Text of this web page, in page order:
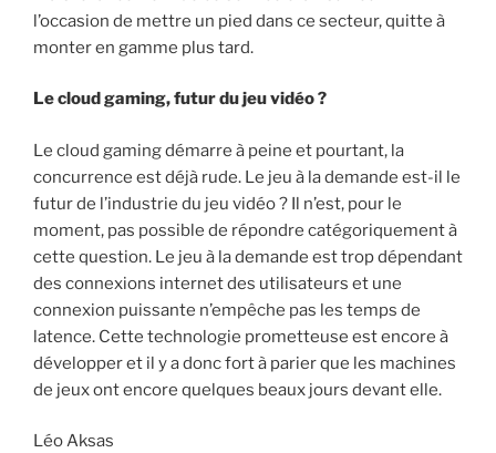
l’occasion de mettre un pied dans ce secteur, quitte à
monter en gamme plus tard.
Le cloud gaming, futur du jeu vidéo ?
Le cloud gaming démarre à peine et pourtant, la
concurrence est déjà rude. Le jeu à la demande est-il le
futur de l’industrie du jeu vidéo ? Il n’est, pour le
moment, pas possible de répondre catégoriquement à
cette question. Le jeu à la demande est trop dépendant
des connexions internet des utilisateurs et une
connexion puissante n’empêche pas les temps de
latence. Cette technologie prometteuse est encore à
développer et il y a donc fort à parier que les machines
de jeux ont encore quelques beaux jours devant elle.
Léo Aksas